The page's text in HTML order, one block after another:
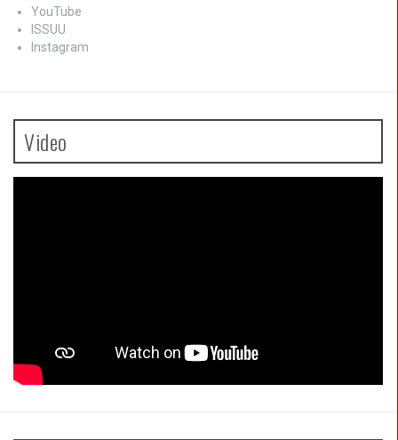
YouTube
ISSUU
Instagram
Video